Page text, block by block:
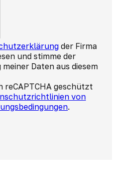
der Firma
und stimme der
Daten aus diesem
reCAPTCHA geschützt
von
.